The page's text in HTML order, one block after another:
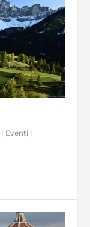
| Eventi |